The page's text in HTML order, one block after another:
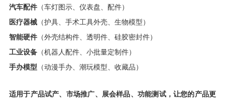
汽车配件（车灯图示、仪表盘、配件）
医疗器械（护具、手术工具外壳、生物模型）
智能硬件（外壳结构件、透明件、硅胶密封件）
工业设备（机器人配件、小批量定制件）
手办模型 （动漫手办、潮玩模型、收藏品）
适用于产品试产、市场推广、展会样品、功能测试，让您的产品更